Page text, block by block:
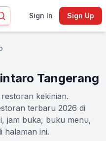
Sign In Sign Up
Tangerang
kekinian.
terbaru 2026 di
jam buka, buku menu,
halaman ini.